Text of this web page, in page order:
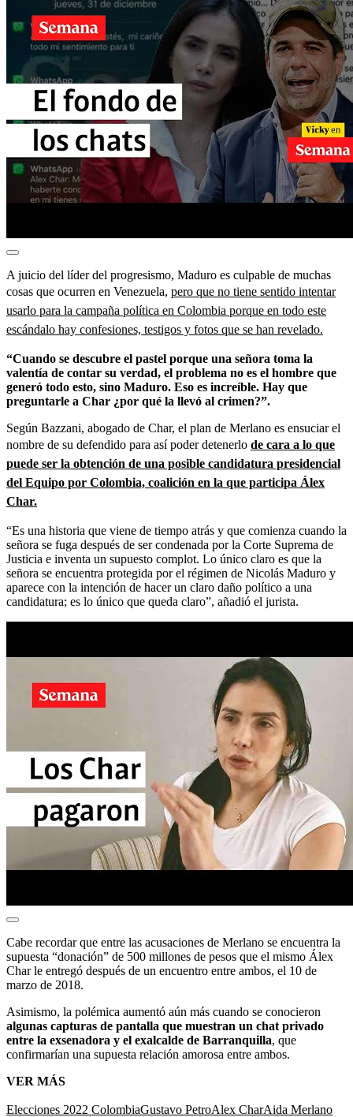
A juicio del líder del progresismo, Maduro es culpable de muchas
cosas que ocurren en Venezuela, pero que no tiene sentido intentar
usarlo para la campaña política en Colombia porque en todo este
escándalo hay confesiones, testigos y fotos que se han revelado.
“Cuando se descubre el pastel porque una señora toma la
valentía de contar su verdad, el problema no es el hombre que
generó todo esto, sino Maduro. Eso es increíble. Hay que
preguntarle a Char ¿por qué la llevó al crimen?”.
Según Bazzani, abogado de Char, el plan de Merlano es ensuciar el
nombre de su defendido para así poder detenerlo de cara a lo que
puede ser la obtención de una posible candidatura presidencial
del Equipo por Colombia, coalición en la que participa Álex
Char.
“Es una historia que viene de tiempo atrás y que comienza cuando la
señora se fuga después de ser condenada por la Corte Suprema de
Justicia e inventa un supuesto complot. Lo único claro es que la
señora se encuentra protegida por el régimen de Nicolás Maduro y
aparece con la intención de hacer un claro daño político a una
candidatura; es lo único que queda claro”, añadió el jurista.
Cabe recordar que entre las acusaciones de Merlano se encuentra la
supuesta “donación” de 500 millones de pesos que el mismo Álex
Char le entregó después de un encuentro entre ambos, el 10 de
marzo de 2018.
Asimismo, la polémica aumentó aún más cuando se conocieron
algunas capturas de pantalla que muestran un chat privado
entre la exsenadora y el exalcalde de Barranquilla, que
confirmarían una supuesta relación amorosa entre ambos.
VER MÁS
Elecciones 2022 ColombiaGustavo PetroAlex CharAida Merlano